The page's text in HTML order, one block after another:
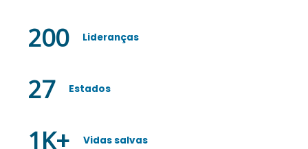
200 Lideranças
27 Estados
1K+ Vidas salvas